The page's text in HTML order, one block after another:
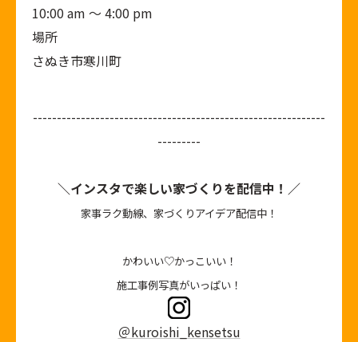
10:00 am ～ 4:00 pm
場所
さぬき市寒川町
-------------------------------------------------------------
---------
＼インスタで楽しい家づくりを配信中！／
家事ラク動線、家づくりアイデア配信中！
かわいい♡かっこいい！
施工事例写真がいっぱい！
＠kuroishi_kensetsu